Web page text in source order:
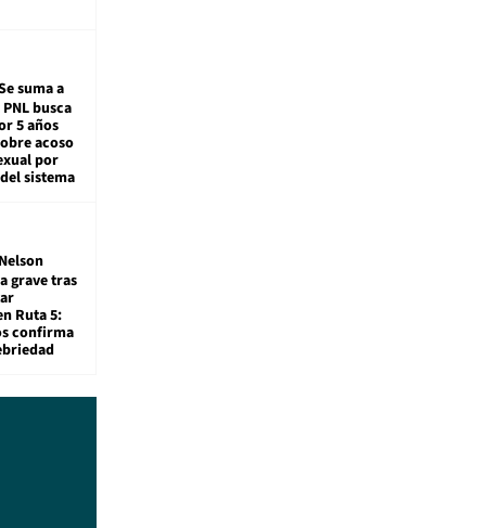
suma a
busca
5 años
acoso
por
sistema
Nelson
grave tras
Ruta 5:
confirma